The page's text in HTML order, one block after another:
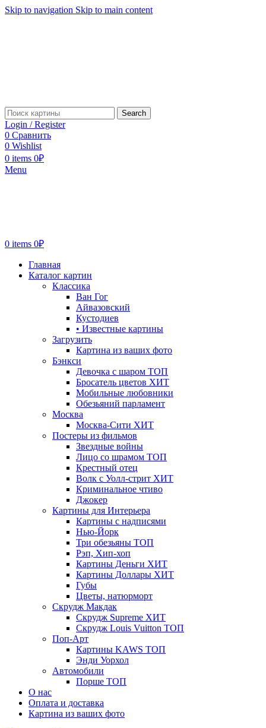
Skip to navigation Skip to main content
Search
Login / Register
0 Сравнить
0 Wishlist
0 items 0₽
Menu
0 items 0₽
Главная
Каталог картин
Классика
Ван Гог
Айвазовский
Кустодиев
• Известные картины
Загрузить
Картина из ваших фото
Бэнкси
Девочка с шаром ТОП
Бросатель цветов ХИТ
Мобильные любовники
Обезьяний парламент
Москва
Москва-Сити ХИТ
Постеры из фильмов
Звездные войны
Лицо со шрамом ТОП
Крестный отец
Волк с Уолл-стрит ХИТ
Криминальное чтиво
Джокер
Картины для Интерьера
Картины с надписями
Нью-Йорк
Три обезьяны ТОП
Рэп, Хип-хоп
Картины Деньги ХИТ
Картины Доллары ХИТ
Губы
Цветы, натюрморт
Скрудж Макдак
Скрудж Supreme ХИТ
Скрудж Louis Vuitton ТОП
Поп-Арт
Картины KAWS ТОП
Энди Уорхол
Автомобили
Порше ТОП
О нас
Оплата и доставка
Картина из ваших фото